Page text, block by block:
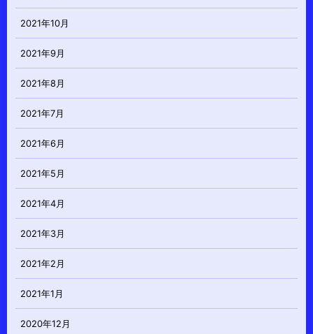
2021年10月
2021年9月
2021年8月
2021年7月
2021年6月
2021年5月
2021年4月
2021年3月
2021年2月
2021年1月
2020年12月